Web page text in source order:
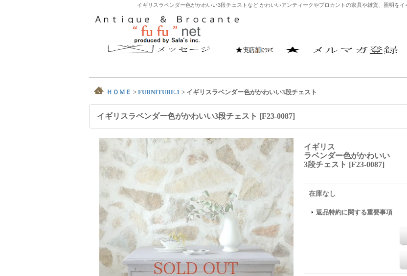
イギリスラベンダー色がかわいい3段チェストなど かわいいアンティークやブロカントの家具や雑貨、照明を
ＨＯＭＥ > FURNITURE.1 > イギリスラベンダー色がかわいい3段チェスト
イギリスラベンダー色がかわいい3段チェスト [F23-0087]
イギリス
ラベンダー色がかわいい
3段チェスト [F23-0087]
在庫なし
返品特約に関する重要事項